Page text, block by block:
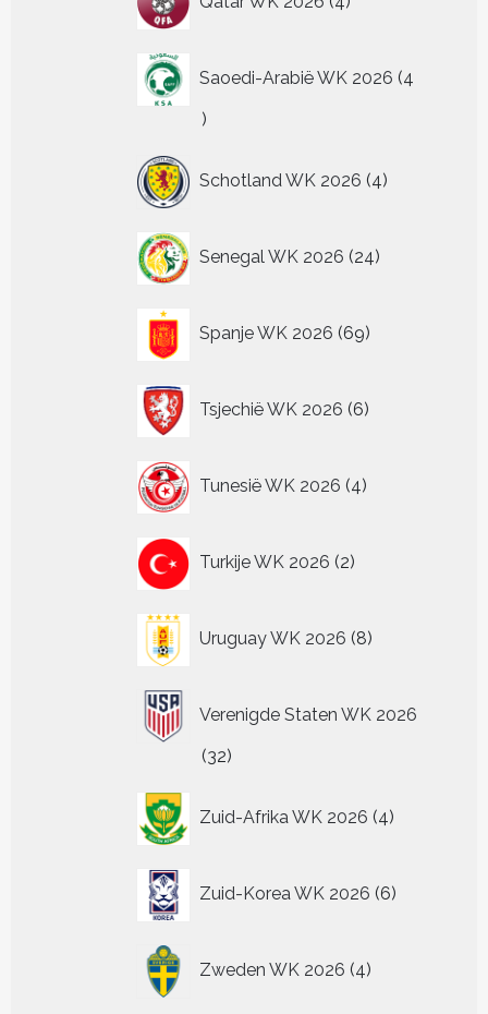
producten
Saoedi-Arabië WK 2026 4
4
Schotland WK 2026 4
producten
Senegal WK 2026 24
producten
Spanje WK 2026 69
producten
Tsjechië WK 2026 6
producten
Tunesië WK 2026 4
producten
Turkije WK 2026 2
producten
Uruguay WK 2026 8
producten
Verenigde Staten WK 2026
3232
Zuid-Afrika WK 2026 4
producten
Zuid-Korea WK 2026 6
producten
Zweden WK 2026 4
producten